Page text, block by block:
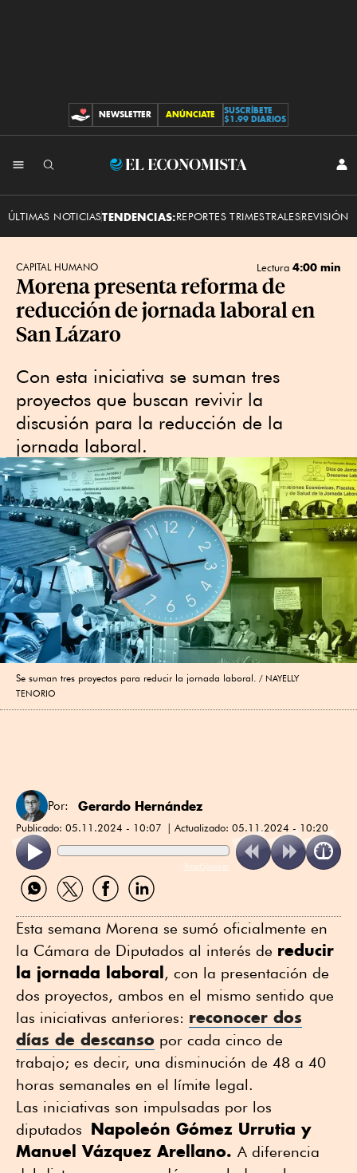
CONTRIBUCIONES
NEWSLETTER ANÚNCIATE
SUSCRÍBETE
$1.99 DIARIOS
El
ÚLTIMAS NOTICIASTENDENCIAS:REPORTES TRIMESTRALESREVISIÓN
CAPITAL HUMANO Lectura 4:00 min
Morena presenta reforma de
reducción de jornada laboral en
San Lázaro
Con esta iniciativa se suman tres
proyectos que buscan revivir la
discusión para la reducción de la
jornada laboral.
Se suman tres proyectos para reducir la jornada laboral.
NAYELLY
TENORIO
Por: Gerardo Hernández
Publicado: 05.11.2024 - 10:07 Actualizado: 05.11.2024 - 10:20
ReadSpeaker
Compartir
por
Compartir
por
Compartir
por
Compartir
por
Esta semana Morena se sumó oficialmente en
la Cámara de Diputados al interés de reducir
la jornada laboral, con la presentación de
dos proyectos, ambos en el mismo sentido que
las iniciativas anteriores: reconocer dos
días de descanso por cada cinco de
trabajo; es decir, una disminución de 48 a 40
horas semanales en el límite legal.
Las iniciativas son impulsadas por los
diputados Napoleón Gómez Urrutia y
Manuel Vázquez Arellano. A diferencia